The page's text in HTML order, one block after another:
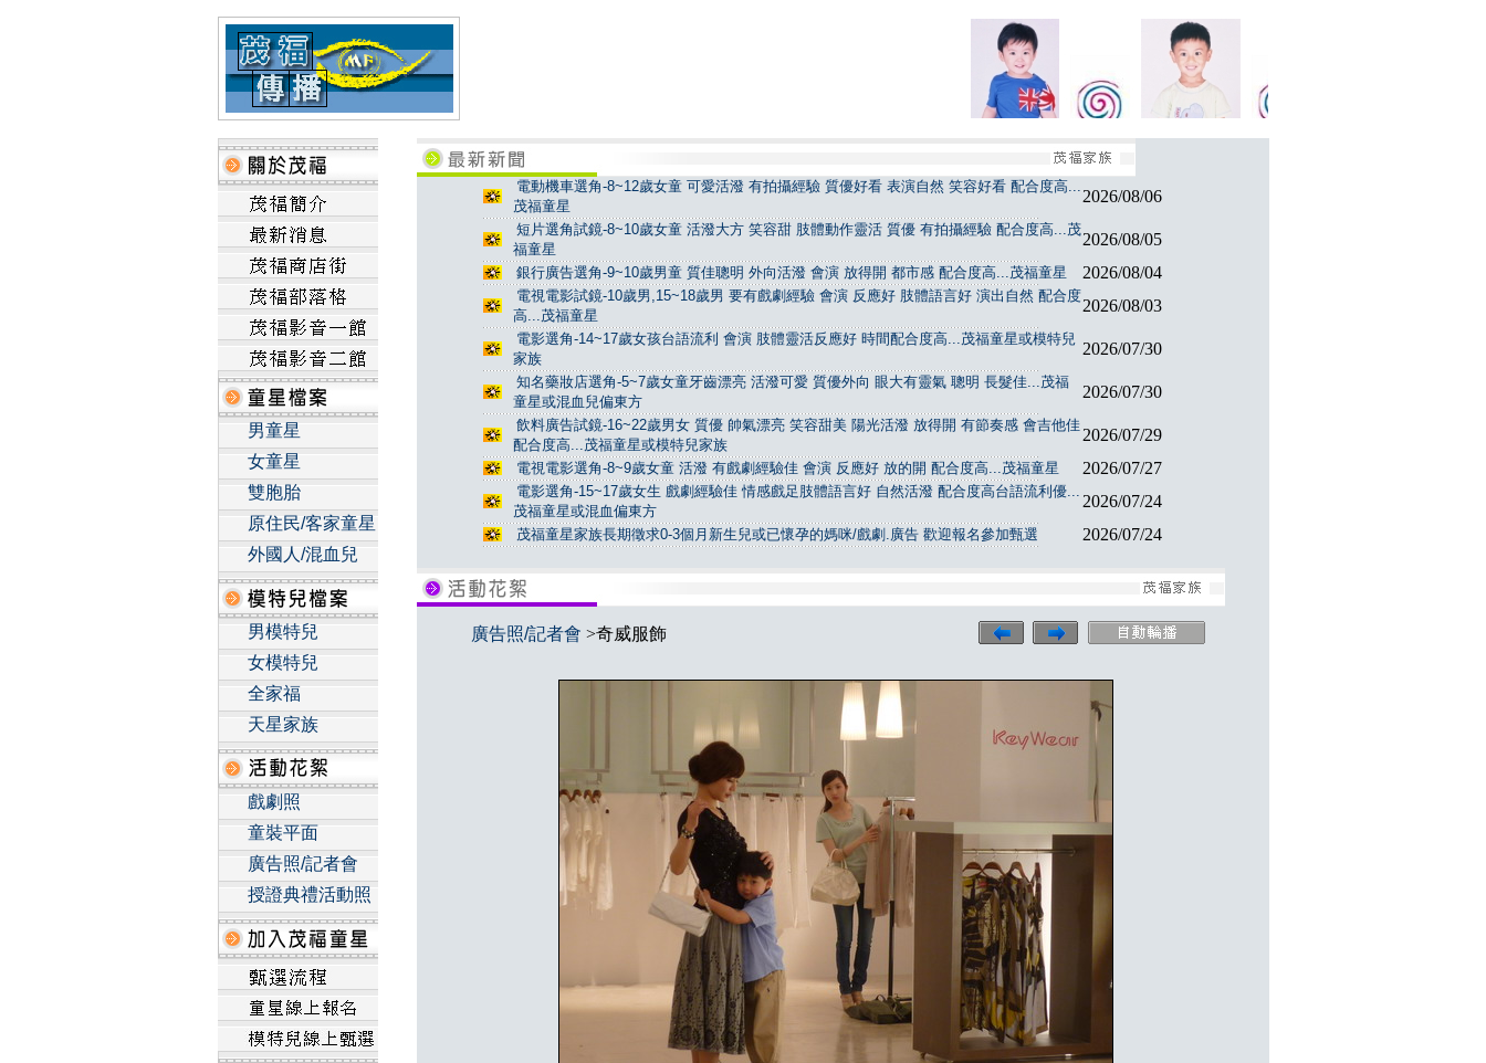
男童星
女童星
雙胞胎
原住民/客家童星
外國人/混血兒
男模特兒
女模特兒
全家福
天星家族
戲劇照
童裝平面
廣告照/記者會
授證典禮活動照
電動機車選角-8~12歲女童 可愛活潑 有拍攝經驗 質優好看 表演自然 笑容好看 配合度高...
茂福童星
2026/08/06
短片選角試鏡-8~10歲女童 活潑大方 笑容甜 肢體動作靈活 質優 有拍攝經驗 配合度高...茂
福童星
2026/08/05
銀行廣告選角-9~10歲男童 質佳聰明 外向活潑 會演 放得開 都市感 配合度高...茂福童星 2026/08/04
電視電影試鏡-10歲男,15~18歲男 要有戲劇經驗 會演 反應好 肢體語言好 演出自然 配合度
高...茂福童星
2026/08/03
電影選角-14~17歲女孩台語流利 會演 肢體靈活反應好 時間配合度高...茂福童星或模特兒
家族
2026/07/30
知名藥妝店選角-5~7歲女童牙齒漂亮 活潑可愛 質優外向 眼大有靈氣 聰明 長髮佳...茂福
童星或混血兒偏東方
2026/07/30
飲料廣告試鏡-16~22歲男女 質優 帥氣漂亮 笑容甜美 陽光活潑 放得開 有節奏感 會吉他佳
配合度高...茂福童星或模特兒家族
2026/07/29
電視電影選角-8~9歲女童 活潑 有戲劇經驗佳 會演 反應好 放的開 配合度高...茂福童星 2026/07/27
電影選角-15~17歲女生 戲劇經驗佳 情感戲足肢體語言好 自然活潑 配合度高台語流利優...
茂福童星或混血偏東方
2026/07/24
茂福童星家族長期徵求0-3個月新生兒或已懷孕的媽咪/戲劇.廣告 歡迎報名參加甄選 2026/07/24
廣告照/記者會 >奇威服飾